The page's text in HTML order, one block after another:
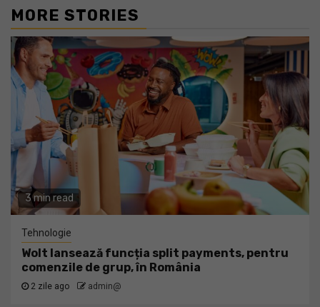
MORE STORIES
3 min read
Tehnologie
Wolt lansează funcția split payments, pentru
comenzile de grup, în România
2 zile ago admin@